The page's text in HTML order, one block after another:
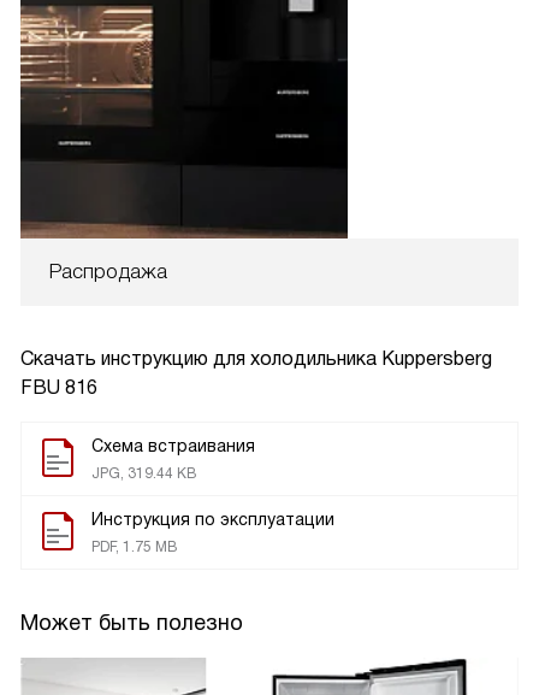
Распродажа
Скачать инструкцию для холодильника Kuppersberg
FBU 816
Схема встраивания
JPG, 319.44 KB
Инструкция по эксплуатации
PDF, 1.75 MB
Может быть полезно